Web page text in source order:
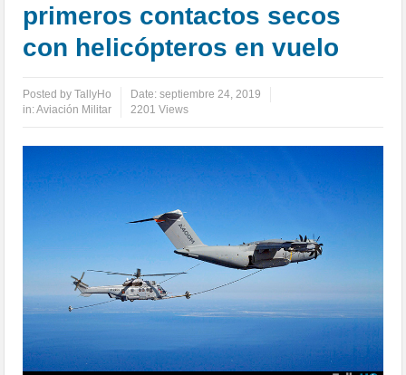
primeros contactos secos
con helicópteros en vuelo
Posted byTallyHo Date:septiembre 24, 2019
in:Aviación Militar 2201 Views